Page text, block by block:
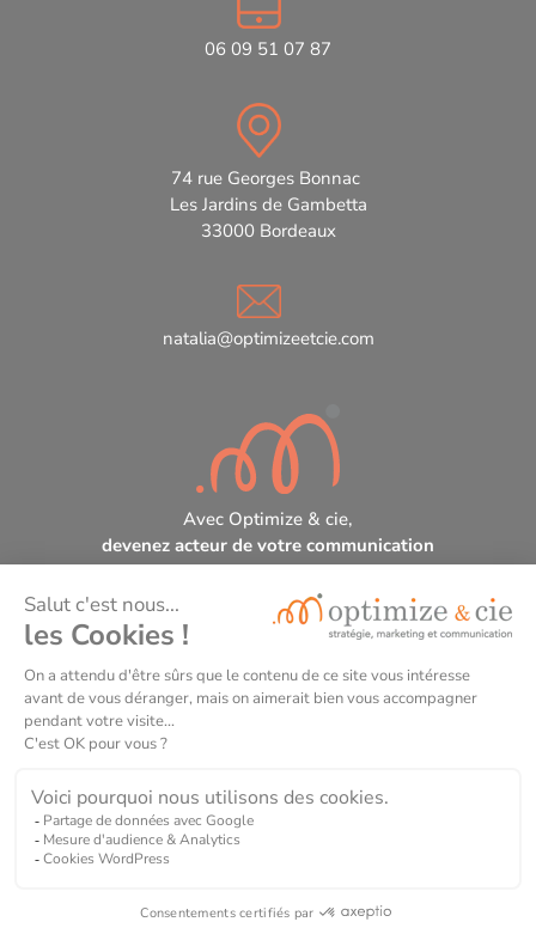
06 09 51 07 87
74 rue Georges Bonnac
Les Jardins de Gambetta
33000 Bordeaux
natalia@optimizeetcie.com
Avec Optimize & cie,
devenez acteur de votre communication
Optimize & cie, organisme de formation certifié
DataDock et Qualiopi.
N° de déclaration d’activité de formateur : 75331256633
Politique de confidentialité